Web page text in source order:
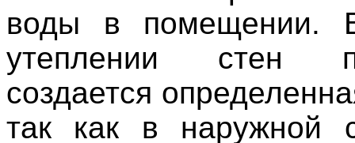
воды в помещении.
утеплении стен
создается
так как в наружной